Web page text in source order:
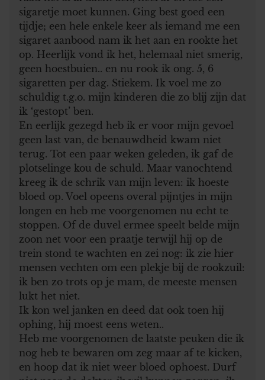
sigaretje moet kunnen. Ging best goed een
tijdje; een hele enkele keer als iemand me een
sigaret aanbood nam ik het aan en rookte het
op. Heerlijk vond ik het, helemaal niet smerig,
geen hoestbuien.. en nu rook ik ong. 5, 6
sigaretten per dag. Stiekem. Ik voel me zo
schuldig t.g.o. mijn kinderen die zo blij zijn dat
ik ‘gestopt’ ben.
En eerlijk gezegd heb ik er voor mijn gevoel
geen last van, de benauwdheid kwam niet
terug. Tot een paar weken geleden, ik gaf de
plotselinge kou de schuld. Maar vanochtend
kreeg ik de schrik van mijn leven: ik hoeste
bloed op. Voel opeens overal pijntjes in mijn
longen en heb me voorgenomen nu echt te
stoppen. Of de duvel ermee speelt belde mijn
zoon net voor een praatje terwijl hij op de
trein stond te wachten en zei nog: ik zie hier
mensen vechten om een plekje bij de rookzuil:
ik ben zo trots op je mam, de meeste mensen
lukt het niet.
Ik kon wel janken en deed dat ook toen hij
ophing, hij moest eens weten..
Heb me voorgenomen de laatste peuken die ik
nog heb te bewaren om zeg maar af te kicken,
en hoop dat ik niet weer bloed ophoest. Durf